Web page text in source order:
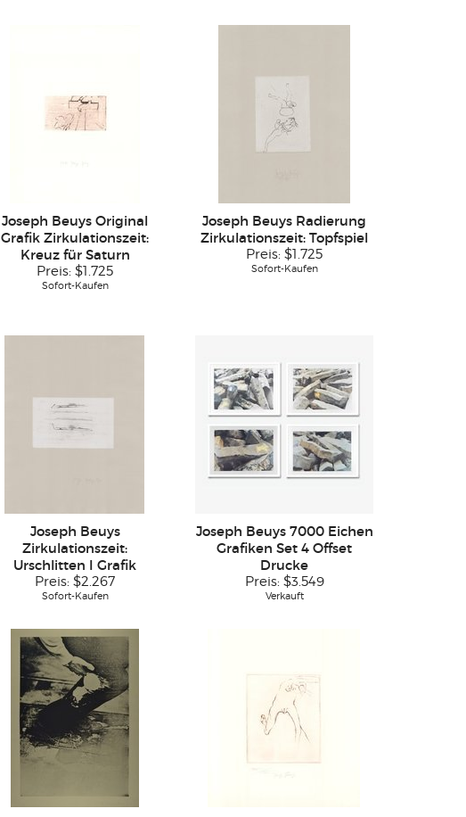
Joseph Beuys Original
Grafik Zirkulationszeit:
Kreuz für Saturn
Preis: $1.725
Sofort-Kaufen
Joseph Beuys Radierung
Zirkulationszeit: Topfspiel
Preis: $1.725
Sofort-Kaufen
Joseph Beuys
Zirkulationszeit:
Urschlitten I Grafik
Preis: $2.267
Sofort-Kaufen
Joseph Beuys 7000 Eichen
Grafiken Set 4 Offset
Drucke
Preis: $3.549
Verkauft